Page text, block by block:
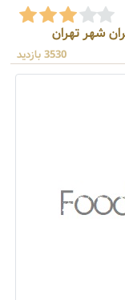
شهر تهران
3530 بازدید